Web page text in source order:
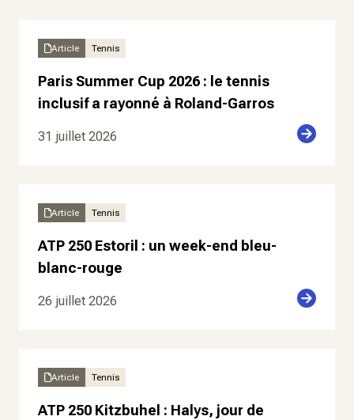
Article Tennis
Paris Summer Cup 2026 : le tennis
inclusif a rayonné à Roland-Garros
31 juillet 2026
Article Tennis
ATP 250 Estoril : un week-end bleu-
blanc-rouge
26 juillet 2026
Article Tennis
ATP 250 Kitzbuhel : Halys, jour de